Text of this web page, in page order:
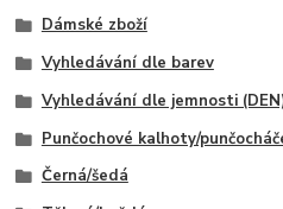
Dámské zboží
Vyhledávání dle barev
Vyhledávání dle jemnosti
Punčochové kalhoty/
Černá/šedá